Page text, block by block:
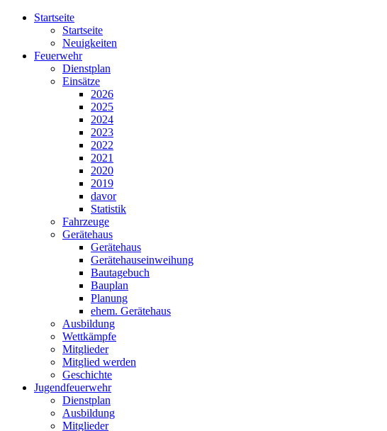
Startseite
Startseite
Neuigkeiten
Feuerwehr
Dienstplan
Einsätze
2026
2025
2024
2023
2022
2021
2020
2019
davor
Statistik
Fahrzeuge
Gerätehaus
Gerätehaus
Gerätehauseinweihung
Bautagebuch
Bauplan
Planung
ehem. Gerätehaus
Ausbildung
Wettkämpfe
Mitglieder
Mitglied werden
Geschichte
Jugendfeuerwehr
Dienstplan
Ausbildung
Mitglieder